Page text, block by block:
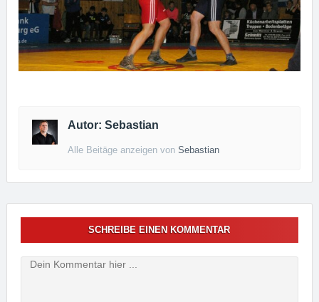
Autor: Sebastian
Alle Beitäge anzeigen vonSebastian
SCHREIBE EINEN KOMMENTAR